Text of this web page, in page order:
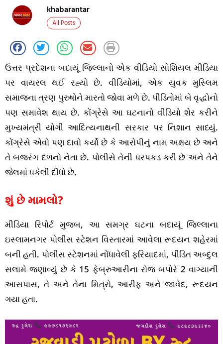
khabarantar
All Posts
ઉત્તર પ્રદેશના બદાયૂં જિલ્લાનો એક વીડિયો સોશિયલ મીડિયા
પર વાયરલ થઈ રહ્યો છે. વીડિયોમાં, એક યુવક મુસ્લિમ
સમાજના ત્રણ પુરુષોને મારતો જોવા મળે છે. પીડિતોમાં બે વૃદ્ધોનો
પણ સમાવેશ થાય છે. કોંગ્રેસે આ ઘટનાનો વીડિયો શેર કરીને
મુખ્યમંત્રી યોગી આદિત્યનાથની સરકાર પર નિશાન સાધ્યું.
કોંગ્રેસે એવો પણ દાવો કર્યો છે કે આરોપીનું નામ અક્ષય છે અને
તે બજરંગ દળનો નેતા છે. પોલીસે તેની ધરપકડ કરી છે અને તેને
જેલમાં ધકેલી દીધો છે.
શું છે મામલો?
મીડિયા રિપોર્ટ મુજબ, આ સમગ્ર ઘટના બદાયૂં જિલ્લાના
ઇસ્લામનગર પોલીસ સ્ટેશન વિસ્તારમાં આવેલા રૂદયન શહેરમાં
બની હતી. પોલીસ સ્ટેશનમાં નોંધાવેલી ફરિયાદમાં, પીડિત અબ્દુલ
સલામે જણાવ્યું છે કે 15 ફેબ્રુઆરીના રોજ બપોરે 2 વાગ્યાની
આસપાસ, તે અને તેના મિત્રો, આરીફ અને જાવેદ, રૂદયન
ગયા હતા.